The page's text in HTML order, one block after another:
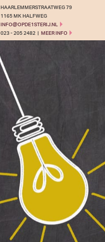
HAARLEMMERSTRAATWEG 79
1165 MK HALFWEG
INFO@OPDE1STERIJ.NL
023 - 205 2482| MEER INFO